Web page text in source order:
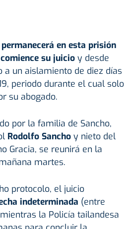
permanecerá en esta prisión
su juicio y desde
a un aislamiento de diez días
periodo durante el cual solo
su abogado.
por la familia de Sancho,
Rodolfo Sancho y nieto del
Gracia, se reunirá en la
martes.
protocolo, el juicio
indeterminada (entre
la Policía tailandesa